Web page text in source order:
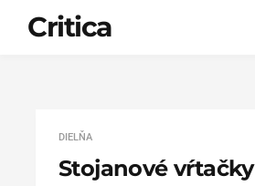
Critica
DIELŇA
Stojanové vŕtačky